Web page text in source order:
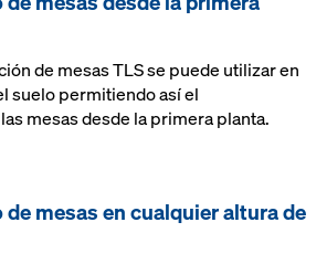
de mesas TLS se puede utilizar en
suelo permitiendo así el
mesas desde la primera planta.
mesas en cualquier altura de